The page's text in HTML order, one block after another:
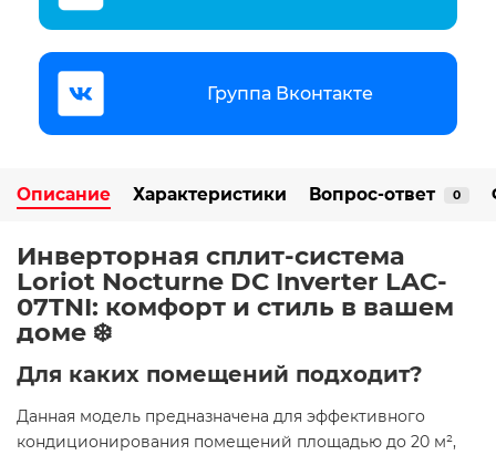
Группа Вконтакте
Описание Характеристики Вопрос-ответ 0
Инверторная сплит-система
Loriot Nocturne DC Inverter LAC-
07TNI: комфорт и стиль в вашем
доме ❄️
Для каких помещений подходит?
Данная модель предназначена для эффективного
кондиционирования помещений площадью до 20 м²,